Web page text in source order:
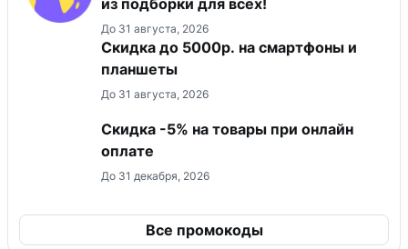
из подборки для всех!
До 31 августа, 2026
Скидка до 5000р. на смартфоны и
планшеты
До 31 августа, 2026
​Скидка -5% на товары при онлайн
оплате
До 31 декабря, 2026
Все промокоды